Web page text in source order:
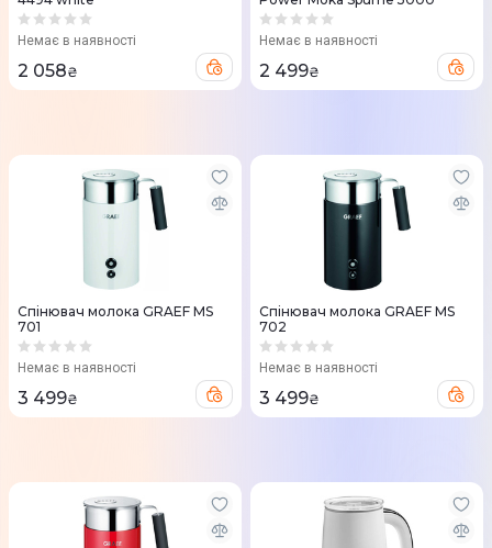
Немає в наявності
2 058₴
Немає в наявності
2 499₴
Спінювач молока GRAEF MS
701
Немає в наявності
3 499₴
Спінювач молока GRAEF MS
702
Немає в наявності
3 499₴